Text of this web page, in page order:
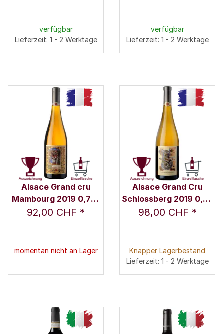
verfügbar
Lieferzeit: 1 - 2 Werktage
verfügbar
Lieferzeit: 1 - 2 Werktage
Alsace Grand cru
Mambourg 2019 0,75 l
- Domaine Marcel
92,00 CHF *
momentan nicht an Lager
Alsace Grand Cru
Schlossberg 2019 0,75
l - Domaine Marcel
98,00 CHF *
Knapper Lagerbestand
Lieferzeit: 1 - 2 Werktage